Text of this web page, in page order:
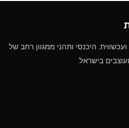
היכנסי ותהני ממגוון רחב של
בישראל.